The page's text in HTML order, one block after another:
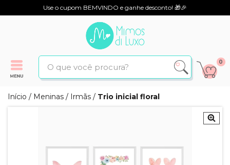
Use o cupom BEMVINDO e ganhe desconto! 🎁🎉
0
Início / Meninas / Irmãs / Trio inicial floral